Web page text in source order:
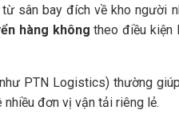
sân bay đích về kho người
hàng không theo điều kiện
PTN Logistics) thường
đơn vị vận tải riêng lẻ.